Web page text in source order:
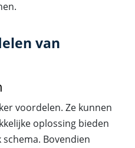
van
voordelen. Ze kunnen
oplossing bieden
Bovendien